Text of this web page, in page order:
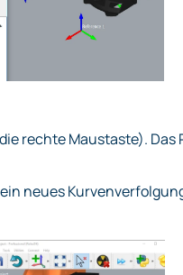
rechte Maustaste). Das
neues